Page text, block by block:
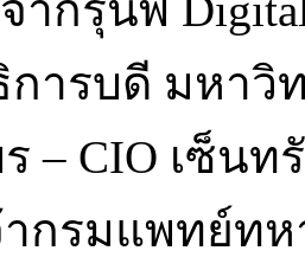
การบดี มหา
– CIO เซ็น
ากรมแพทย์ท